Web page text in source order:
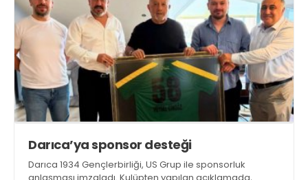
Darıca’ya sponsor desteği
Darıca 1934 Gençlerbirliği, US Grup ile sponsorluk